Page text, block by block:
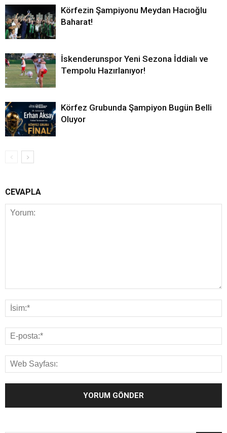
Körfezin Şampiyonu Meydan Hacıoğlu
Baharat!
İskenderunspor Yeni Sezona İddialı ve
Tempolu Hazırlanıyor!
Körfez Grubunda Şampiyon Bugün Belli
Oluyor
CEVAPLA